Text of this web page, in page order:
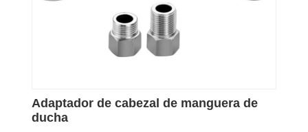
Adaptador de cabezal de manguera de
ducha